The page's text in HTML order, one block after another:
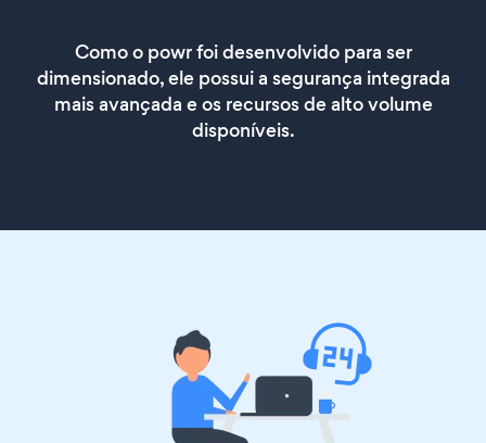
Como o powr foi desenvolvido para ser
dimensionado, ele possui a segurança integrada
mais avançada e os recursos de alto volume
disponíveis.